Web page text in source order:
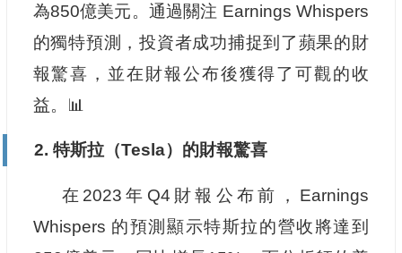
為850億美元。通過關注 Earnings Whispers
的獨特預測，投資者成功捕捉到了蘋果的財
報驚喜，並在財報公布後獲得了可觀的收
益。📊
2. 特斯拉（Tesla）的財報驚喜
在2023年Q4財報公布前，Earnings
Whispers 的預測顯示特斯拉的營收將達到